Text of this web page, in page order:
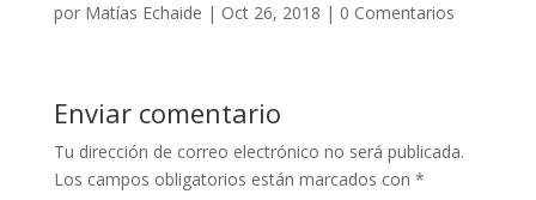
por Matías Echaide | Oct 26, 2018 | 0 Comentarios
Enviar comentario
Tu dirección de correo electrónico no será publicada.
Los campos obligatorios están marcados con *